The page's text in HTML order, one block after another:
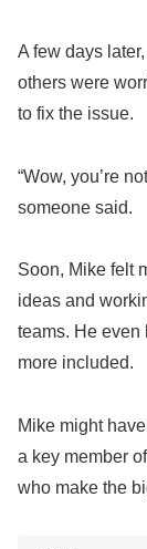
A few days
others were
to fix the issue.
“Wow, you’re
someone said.
Soon, Mike felt
ideas and
teams. He even
more included.
Mike might
a key member
who make the